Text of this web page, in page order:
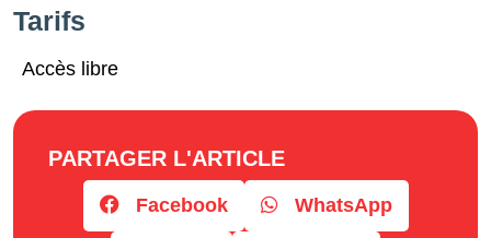
Tarifs
Accès libre
PARTAGER L'ARTICLE
Facebook WhatsApp